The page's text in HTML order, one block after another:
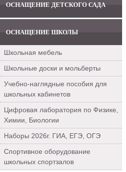
ОСНАЩЕНИЕ ДЕТСКОГО САДА
ОСНАЩЕНИЕ ШКОЛЫ
Школьная мебель
Школьные доски и мольберты
Учебно-наглядные пособия для
школьных кабинетов
Цифровая лаборатория по Физике,
Химии, Биологии
Наборы 2026г. ГИА, ЕГЭ, ОГЭ
Спортивное оборудование
школьных спортзалов